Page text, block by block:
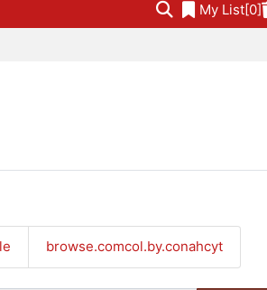
My List[0]
browse.comcol.by.conahcyt